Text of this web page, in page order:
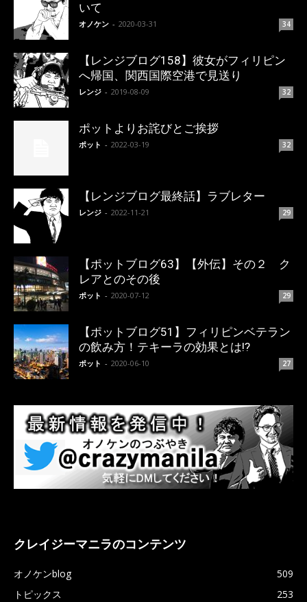
いて
オノケン - 2020-03-31 34
【レンジブログ158】彼女がフィリピン
へ帰国、関西国際空港で見送り
レンジ - 2019-08-09 32
ポットよりお詫びとご挨拶
ポット - 2022-03-19 32
【レンジブログ最終話】ラブレター
レンジ - 2022-11-21 29
【ポットブログ63】【外伝】その２ ク
レアとのその後
ポット - 2020-07-12 29
【ポットブログ51】フィリピンベテラン
の飲み方！テキーラの効果とは!?
ポット - 2020-06-10 27
クレイジーマニラのコンテンツ
オノケンblog
509
トピックス
253